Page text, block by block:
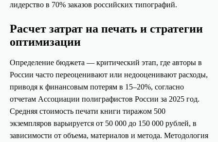
лидерство в 70% заказов российских типографий.
Расчет затрат на печать и стратегии
оптимизации
Определение бюджета — критический этап, где авторы в
России часто переоценивают или недооценивают расходы,
приводя к финансовым потерям в 15–20%, согласно
отчетам Ассоциации полиграфистов России за 2025 год.
Средняя стоимость печати книги тиражом 500
экземпляров варьируется от 50 000 до 150 000 рублей, в
зависимости от объема, материалов и метода. Методология